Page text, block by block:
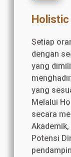
Setiap
dengan
yang
yang
Melalui
secara
Potensi